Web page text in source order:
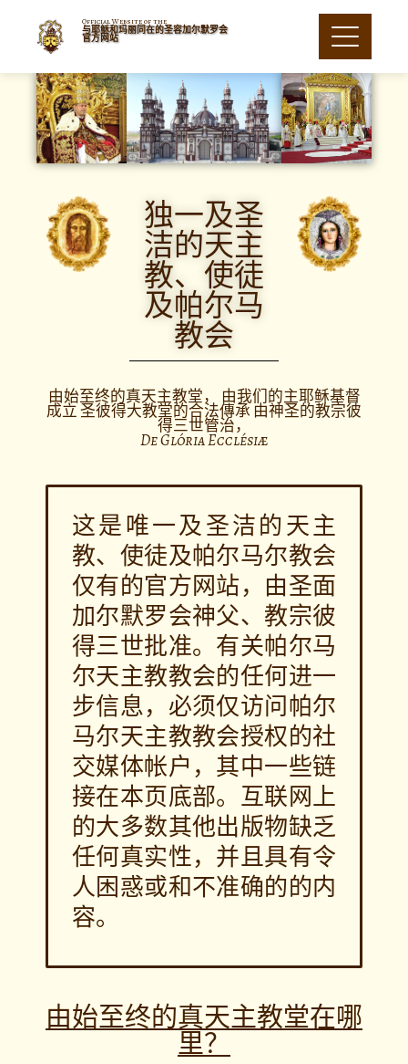
Official Website of the
与耶稣和玛丽同在的圣容加尔默罗会
官方网站
独一及圣
洁的天主
教、使徒
及帕尔马
教会
由始至终的真天主教堂， 由我们的主耶稣基督
成立 圣彼得大教堂的合法傳承 由神圣的教宗彼
得三世管治，
De Glória Ecclésiæ
这是唯一及圣洁的天主
教、使徒及帕尔马尔教会
仅有的官方网站，由圣面
加尔默罗会神父、教宗彼
得三世批准。有关帕尔马
尔天主教教会的任何进一
步信息，必须仅访问帕尔
马尔天主教教会授权的社
交媒体帐户，其中一些链
接在本页底部。互联网上
的大多数其他出版物缺乏
任何真实性，并且具有令
人困惑或和不准确的的内
容。
由始至终的真天主教堂在哪
里？